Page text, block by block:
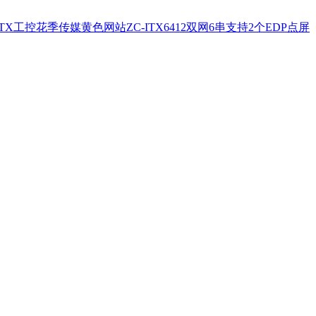
工控花季传媒黄色网站ZC-ITX6412双网6串支持2个EDP点屏